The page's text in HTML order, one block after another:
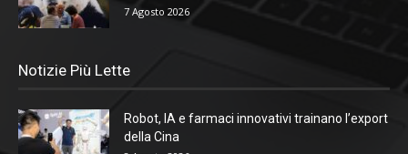
7 Agosto 2026
Notizie Più Lette
Robot, IA e farmaci innovativi trainano l’export
della Cina